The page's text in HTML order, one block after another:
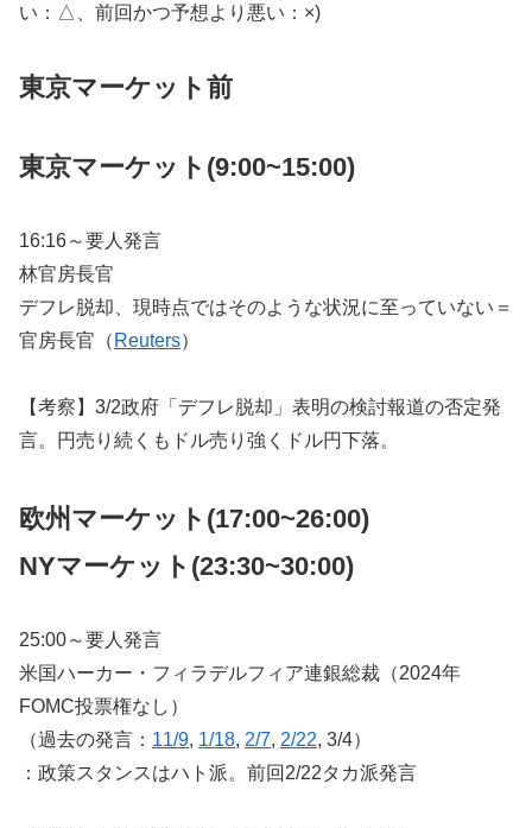
い：△、前回かつ予想より悪い：×)
東京マーケット前
東京マーケット(9:00~15:00)
16:16～要人発言
林官房長官
デフレ脱却、現時点ではそのような状況に至っていない＝
官房長官（ Reuters）
【考察】3/2政府「デフレ脱却」表明の検討報道の否定発
言。円売り続くもドル売り強くドル円下落。
欧州マーケット(17:00~26:00)
NYマーケット (23:30~30:00)
25:00～要人発言
米国ハーカー・フィラデルフィア連銀総裁（2024年
FOMC投票権なし）
（過去の発言： 11/9, 1/18, 2/7, 2/22, 3/4）
：政策スタンスはハト派。前回2/22タカ派発言